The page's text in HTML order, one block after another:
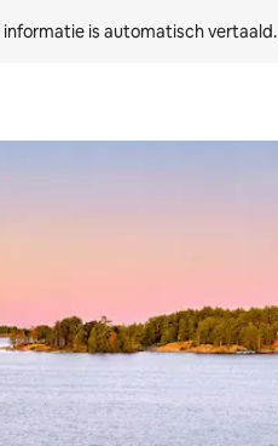
informatie is automatisch vertaald.